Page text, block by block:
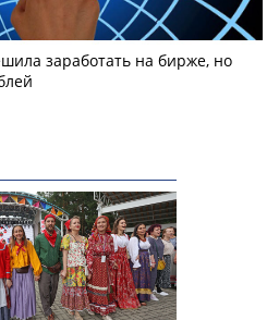
заработать на бирже, но